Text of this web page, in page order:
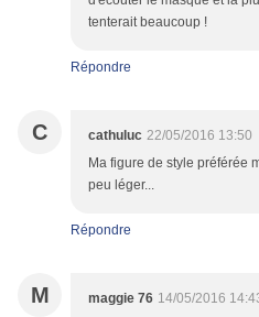
tenterait beaucoup !
Répondre
C cathuluc 22/05/2016 13:50
Ma figure de style préférée
peu léger...
Répondre
M maggie 76 14/05/2016